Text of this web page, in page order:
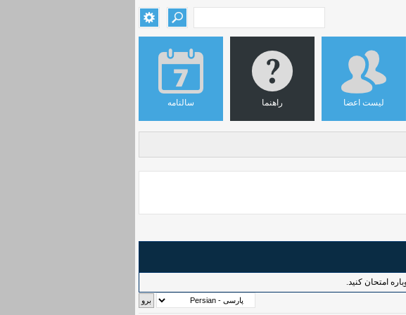
سالنامه راهنما لیست اعضا